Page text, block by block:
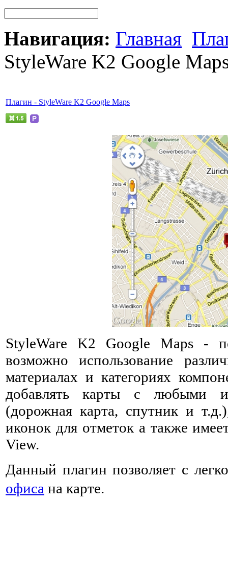
Навигация: Главная
StyleWare K2 Google
Плагин - StyleWare K2 Google Maps
StyleWare K2 Google Maps -
возможно использование
материалах и категориях
добавлять карты с любыми
(дорожная карта, спутник и
иконок для отметок а также
View.
Данный плагин позволяет с
офиса на карте.